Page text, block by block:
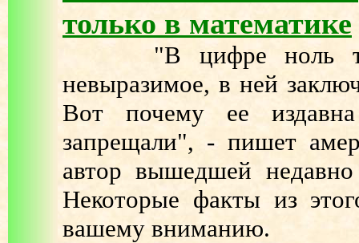
только в математике
"В цифре ноль
невыразимое, в ней
Вот почему ее
запрещали", - пишет
автор вышедшей
Некоторые факты из
вашему вниманию.